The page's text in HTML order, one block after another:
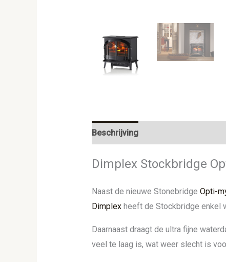
Beschrijving
Dimplex Stockbridge
Naast de nieuwe Stonebridge Opti-
Dimplexheeft de Stockbridge enkel
Daarnaast draagt de ultra fijne
veel te laag is, wat weer slecht is